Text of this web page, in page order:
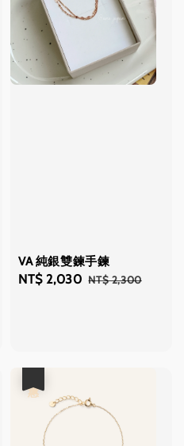
VA 純銀雙鍊手鍊
Sale
NT$ 2,030 Regular
NT$ 2,300